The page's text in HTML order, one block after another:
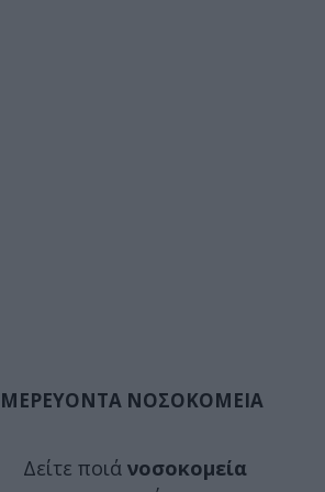
ΝΟΣΟΚΟΜΕΙΑ
Δείτε ποιά νοσοκομεία